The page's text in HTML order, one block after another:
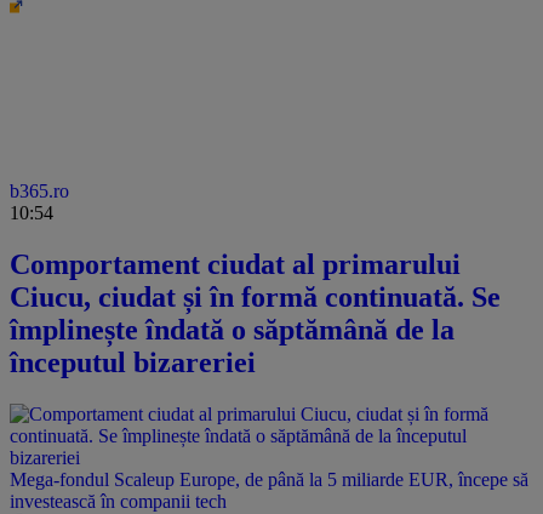
b365.ro
10:54
Comportament ciudat al primarului
Ciucu, ciudat și în formă continuată. Se
împlinește îndată o săptămână de la
începutul bizareriei
Mega-fondul Scaleup Europe, de până la 5 miliarde EUR, începe să
investească în companii tech